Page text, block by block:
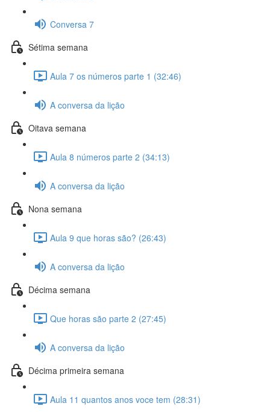
Conversa 7
Sétima semana
Aula 7 os números parte 1 (32:46)
A conversa da lição
Oitava semana
Aula 8 números parte 2 (34:13)
A conversa da lição
Nona semana
Aula 9 que horas são? (26:43)
A conversa da lição
Décima semana
Que horas são parte 2 (27:45)
A conversa da lição
Décima primeira semana
Aula 11 quantos anos voce tem (28:31)